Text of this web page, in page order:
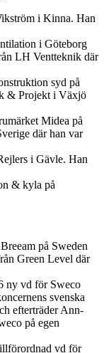
i Kinna. Han
i Göteborg
LH Ventteknik där
syd på
& Projekt i Växjö
Midea på
där han var
i Gävle. Han
& kyla på
på Sweden
Green Level där
ny vd för Sweco
svenska
efterträder Ann-
på egen
vd för